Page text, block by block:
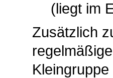
(liegt im
Zusätzlich